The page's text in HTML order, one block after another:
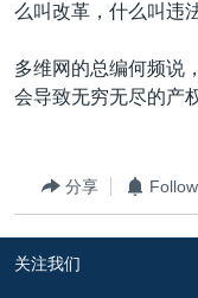
么叫改革，什么叫违
多维网的总编何频说
会导致无穷无尽的产
分享
关注我们